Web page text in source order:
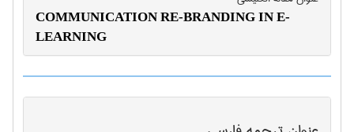
COMMUNICATION RE-BRANDING IN E-
LEARNING